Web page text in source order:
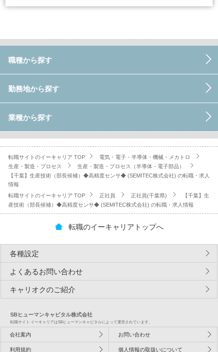
職種から探す
勤務地から探す
業種から探す
転職サイトのイーキャリア TOP
電気・電子・半導体・機械・メカトロ
生産・製造・プロセス
生産・製造・プロセス（半導体・電子部品）
【千葉】生産技術（部長候補）◆高精度センサ◆ (SEMITEC株式会社) の転職・求人
情報
転職サイトのイーキャリア TOP
正社員 正社員(千葉県)
【千葉】生
産技術（部長候補）◆高精度センサ◆ (SEMITEC株式会社) の転職・求人情報
転職のイーキャリアトップへ
各種設定
よくあるお問い合わせ
キャリオクのご紹介
SBヒューマンキャピタル株式会社
転職サイト イーキャリアはSBヒューマンキャピタルによって運営されています。
会社案内 お問い合わせ
利用規約 個人情報の取扱いについて